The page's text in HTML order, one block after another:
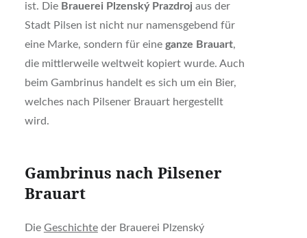
ist. Die Brauerei Plzenský Prazdroj aus der
Stadt Pilsen ist nicht nur namensgebend für
eine Marke, sondern für eine ganze Brauart,
die mittlerweile weltweit kopiert wurde. Auch
beim Gambrinus handelt es sich um ein Bier,
welches nach Pilsener Brauart hergestellt
wird.
Gambrinus nach Pilsener
Brauart
Die Geschichteder Brauerei Plzenský